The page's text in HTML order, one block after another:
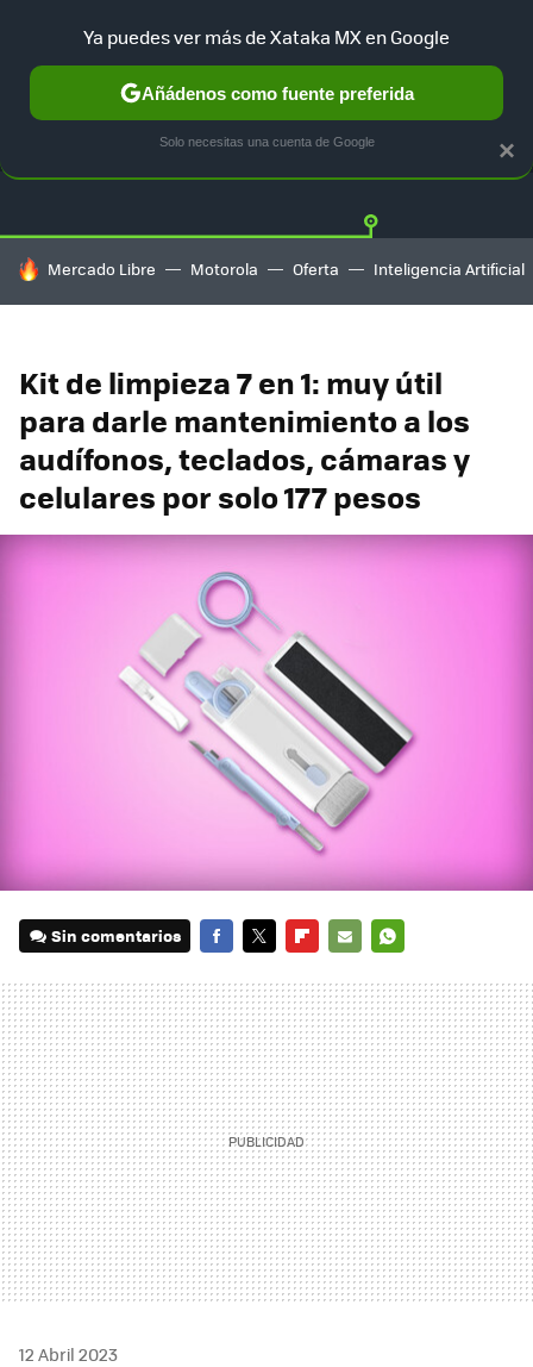
GUÍA DE COMPRAS MERCADO LIBRE
HOY SE HABLA DE
Mercado Libre Motorola Oferta Inteligencia Artificial
Kit de limpieza 7 en 1: muy útil
para darle mantenimiento a los
audífonos, teclados, cámaras y
celulares por solo 177 pesos
Sin comentarios
MAIL
12 Abril 2023
×
Ya puedes ver más de Xataka MX en Google
Añádenos como fuente preferida
Solo necesitas una cuenta de Google